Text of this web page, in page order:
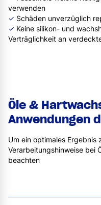
verwenden
✓ Schäden unverzüglich
✓ Keine silikon- und
Verträglichkeit an
Öle &
Anwendungen
Um ein optimales
Verarbeitungshinweise bei
beachten